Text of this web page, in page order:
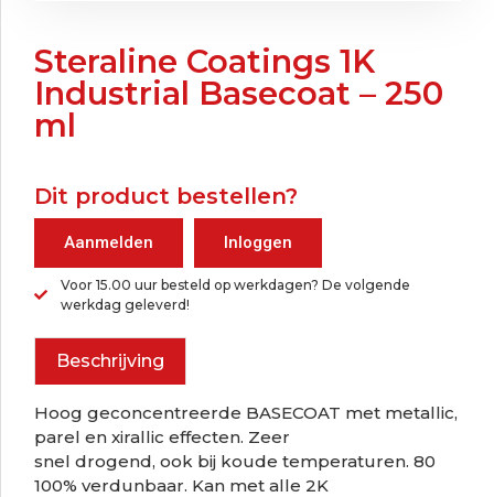
Steraline Coatings 1K
Industrial Basecoat – 250
ml
Dit product bestellen?
Aanmelden Inloggen
Voor 15.00 uur besteld op werkdagen? De volgende
werkdag geleverd!
Beschrijving
Hoog geconcentreerde BASECOAT met metallic,
parel en xirallic effecten. Zeer
snel drogend, ook bij koude temperaturen. 80
100% verdunbaar. Kan met alle 2K